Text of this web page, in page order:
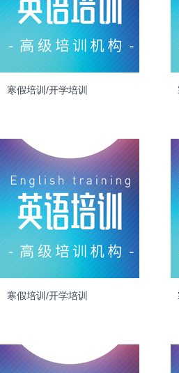
寒假培训/开学培训
寒假培训/开学培训